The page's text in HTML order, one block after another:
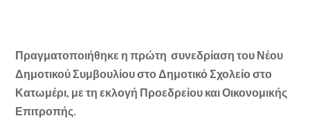
Πραγματοποιήθηκε η πρώτη συνεδρίαση του Νέου
Δημοτικού Συμβουλίου στο Δημοτικό Σχολείο στο
Κατωμέρι, με τη εκλογή Προεδρείου και Οικονομικής
Επιτροπής.